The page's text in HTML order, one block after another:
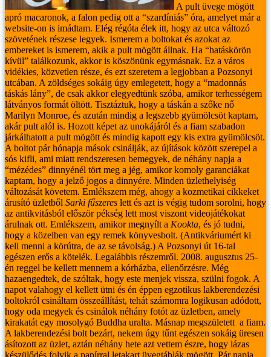
A pult üvege mögött
apró macaronok, a falon pedig ott a “szardíniás” óra, amelyet már a
website-on is imádtam. Elég régóta élek itt, hogy az utca változó
szövetének részese legyek. Ismerem a boltokat és azokat az
embereket is ismerem, akik a pult mögött állnak. Ha “hatáskörön
kívül” találkozunk, akkor is köszönünk egymásnak. Ez a város
vidékies, közvetlen része, és ezt szeretem a legjobban a Pozsonyi
utcában. A zöldséges sokáig úgy emlegetett, hogy a “madonnás
táskás lány”, de csak akkor elegyedtünk szóba, amikor terhességem
látványos formát öltött. Tisztáztuk, hogy a táskán a szőke nő
Marilyn Monroe, és azután mindig a legszebb gyümölcsöt kaptam,
akár pult alól is. Hozott képet az unokájáról és a fiam szabadon
járkálhatott a pult mögött és mindig kapott egy kis extra gyümölcsöt.
A boltot pár hónapja mások csinálják, az újítások között szerepel a
sós kifli, ami miatt rendszeresen bemegyek, de néhány napja a
“mézédes” dinnyénél tört meg a jég, amikor komoly garanciákat
kaptam, hogy a jelző jogos a dinnyére. Minden üzlethelyiség
változását követem. Emlékszem még, ahogy a kozmetikai cikkeket
árusító üzletből Sarki fűszeres lett és azt is végig tudom sorolni, hogy
az antikvitásból először pékség lett most viszont videojátékokat
árulnak ott. Emlékszem, amikor megnyílt a Kookta, és jó tudni,
hogy a közelben van egy remek könyvesbolt. (Antikváriumért ki
kell menni a körútra, de az se távolság.) A Pozsonyi út 16-tal
egészen erős a kötelék. Legalábbis részemről. 2008. augusztus 25-
én reggel be kellett mennem a kórházba, ellenőrzésre. Még
hazaengedtek, de szóltak, hogy este menjek vissza, szülni fogok. A
napot valahogy el kellett ütni és én éppen egzotikus lakberendezési
boltokról csináltam összeállítást, tehát számomra logikusan adódott,
hogy oda megyek és csinálok néhány fotót az üzletben, amely
kirakatát egy mosolygó Buddha uralta. Másnap megszületett a fiam.
A lakberendezési bolt bezárt, nekem úgy tűnt egészen sokáig üresen
ásítozott az üzlet, aztán néhány hete azt vettem észre, hogy lázas
készülődés folyik a papírral letakart üvegtáblák mögött. Pár napja